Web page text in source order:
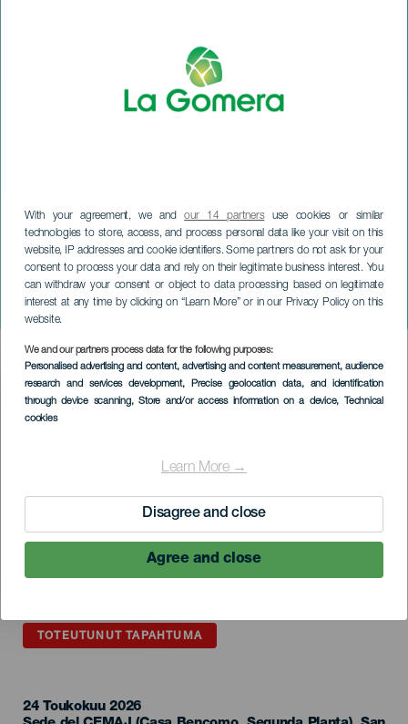
With your agreement, we andour 14 partnersuse cookies or similar
technologies to store, access, and process personal data like your visit on this
website, IP addresses and cookie identifiers. Some partners do not ask for your
consent to process your data and rely on their legitimate business interest. You
can withdraw your consent or object to data processing based on legitimate
interest at any time by clicking on “Learn More” or in our Privacy Policy on this
website.
We and our partners process data for the following purposes:
Personalised advertising and content, advertising and content measurement, audience
research and services development, Precise geolocation data, and identification
through device scanning, Store and/or access information on a device, Technical
cookies
Learn More →
Disagree and close
Agree and close
Musiikin värit
LA GOMERA
Imagen
Listado
TOTEUTUNUT TAPAHTUMA
24 Toukokuu 2026